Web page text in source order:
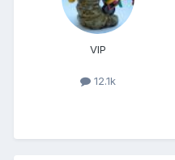
VIP
12.1k